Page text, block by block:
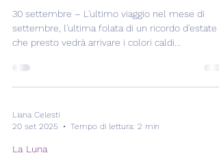
Liana Celesti
30 set 2025
Tempo di lettura: 2 min
Transiti
L'ULTIMO SALUTO DELLA
LUNA
30 settembre – L'ultimo viaggio nel mese di
settembre, l'ultima folata di un ricordo d'estate